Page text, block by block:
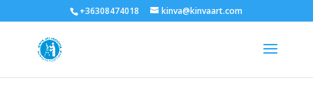
+36308474018 kinva@kinvaart.com